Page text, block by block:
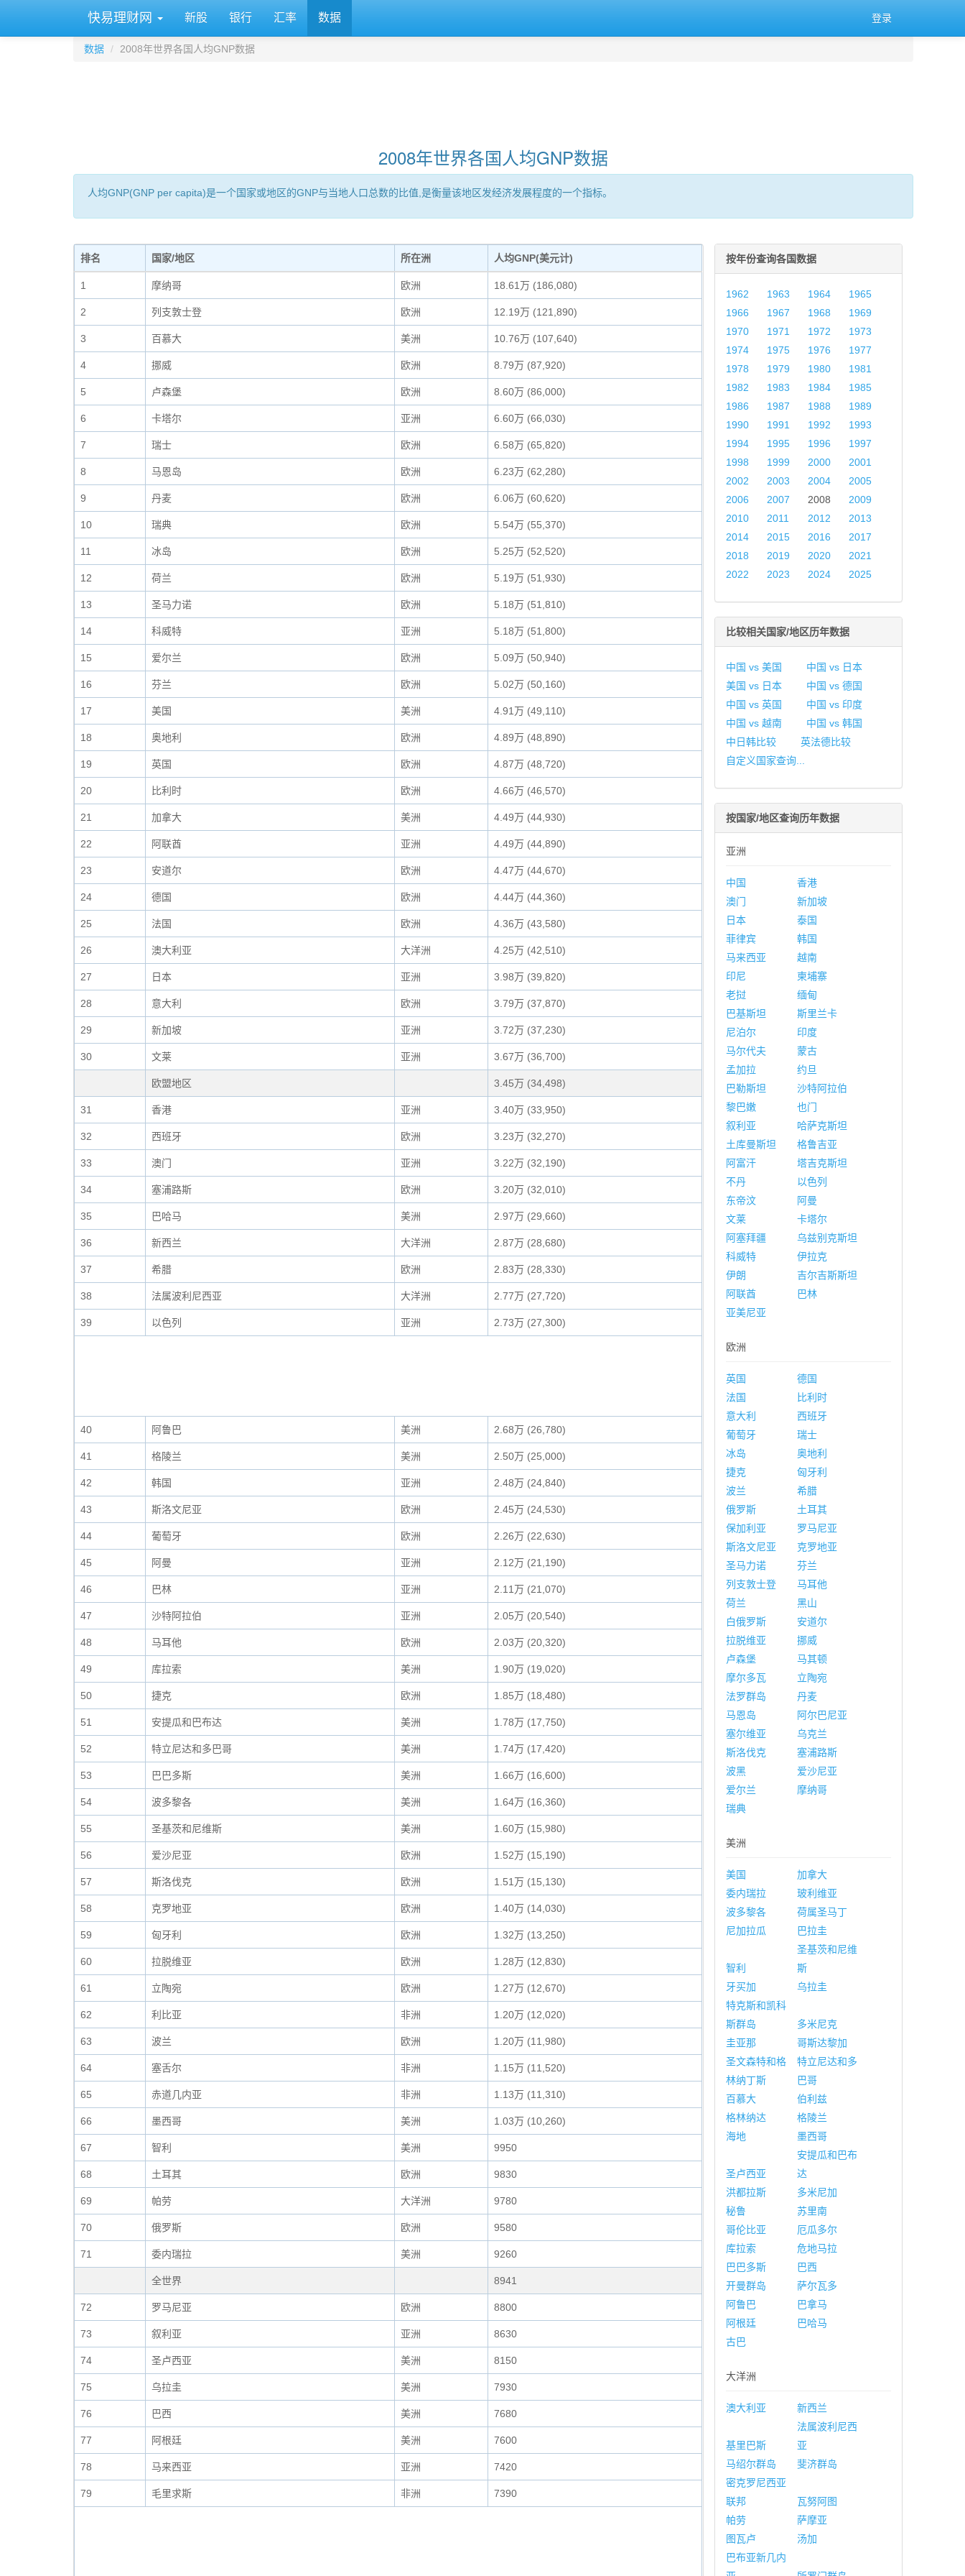
快易理财网 新股 银行 汇率 数据 登录
数据 2008年世界各国人均GNP数据
2008年世界各国人均GNP数据
人均GNP(GNP per capita)是一个国家或地区的GNP与当地人口总数的比值,是衡量该地区发经济发展程度的一个指标。
排名 国家/地区 所在洲 人均GNP(美元计)
1 摩纳哥 欧洲 18.61万 (186,080)
2 列支敦士登 欧洲 12.19万 (121,890)
3 百慕大 美洲 10.76万 (107,640)
4 挪威 欧洲 8.79万 (87,920)
5 卢森堡 欧洲 8.60万 (86,000)
6 卡塔尔 亚洲 6.60万 (66,030)
7 瑞士 欧洲 6.58万 (65,820)
8 马恩岛 欧洲 6.23万 (62,280)
9 丹麦 欧洲 6.06万 (60,620)
10 瑞典 欧洲 5.54万 (55,370)
11 冰岛 欧洲 5.25万 (52,520)
12 荷兰 欧洲 5.19万 (51,930)
13 圣马力诺 欧洲 5.18万 (51,810)
14 科威特 亚洲 5.18万 (51,800)
15 爱尔兰 欧洲 5.09万 (50,940)
16 芬兰 欧洲 5.02万 (50,160)
17 美国 美洲 4.91万 (49,110)
18 奥地利 欧洲 4.89万 (48,890)
19 英国 欧洲 4.87万 (48,720)
20 比利时 欧洲 4.66万 (46,570)
21 加拿大 美洲 4.49万 (44,930)
22 阿联酋 亚洲 4.49万 (44,890)
23 安道尔 欧洲 4.47万 (44,670)
24 德国 欧洲 4.44万 (44,360)
25 法国 欧洲 4.36万 (43,580)
26 澳大利亚 大洋洲 4.25万 (42,510)
27 日本 亚洲 3.98万 (39,820)
28 意大利 欧洲 3.79万 (37,870)
29 新加坡 亚洲 3.72万 (37,230)
30 文莱 亚洲 3.67万 (36,700)
欧盟地区 3.45万 (34,498)
31 香港 亚洲 3.40万 (33,950)
32 西班牙 欧洲 3.23万 (32,270)
33 澳门 亚洲 3.22万 (32,190)
34 塞浦路斯 欧洲 3.20万 (32,010)
35 巴哈马 美洲 2.97万 (29,660)
36 新西兰 大洋洲 2.87万 (28,680)
37 希腊 欧洲 2.83万 (28,330)
38 法属波利尼西亚 大洋洲 2.77万 (27,720)
39 以色列 亚洲 2.73万 (27,300)
40 阿鲁巴 美洲 2.68万 (26,780)
41 格陵兰 美洲 2.50万 (25,000)
42 韩国 亚洲 2.48万 (24,840)
43 斯洛文尼亚 欧洲 2.45万 (24,530)
44 葡萄牙 欧洲 2.26万 (22,630)
45 阿曼 亚洲 2.12万 (21,190)
46 巴林 亚洲 2.11万 (21,070)
47 沙特阿拉伯 亚洲 2.05万 (20,540)
48 马耳他 欧洲 2.03万 (20,320)
49 库拉索 美洲 1.90万 (19,020)
50 捷克 欧洲 1.85万 (18,480)
51 安提瓜和巴布达 美洲 1.78万 (17,750)
52 特立尼达和多巴哥 美洲 1.74万 (17,420)
53 巴巴多斯 美洲 1.66万 (16,600)
54 波多黎各 美洲 1.64万 (16,360)
55 圣基茨和尼维斯 美洲 1.60万 (15,980)
56 爱沙尼亚 欧洲 1.52万 (15,190)
57 斯洛伐克 欧洲 1.51万 (15,130)
58 克罗地亚 欧洲 1.40万 (14,030)
59 匈牙利 欧洲 1.32万 (13,250)
60 拉脱维亚 欧洲 1.28万 (12,830)
61 立陶宛 欧洲 1.27万 (12,670)
62 利比亚 非洲 1.20万 (12,020)
63 波兰 欧洲 1.20万 (11,980)
64 塞舌尔 非洲 1.15万 (11,520)
65 赤道几内亚 非洲 1.13万 (11,310)
66 墨西哥 美洲 1.03万 (10,260)
67 智利 美洲 9950
68 土耳其 欧洲 9830
69 帕劳 大洋洲 9780
70 俄罗斯 欧洲 9580
71 委内瑞拉 美洲 9260
全世界 8941
72 罗马尼亚 欧洲 8800
73 叙利亚 亚洲 8630
74 圣卢西亚 美洲 8150
75 乌拉圭 美洲 7930
76 巴西 美洲 7680
77 阿根廷 美洲 7600
78 马来西亚 亚洲 7420
79 毛里求斯 非洲 7390
按年份查询各国数据
1962 1963 1964
1965
1966
1967 1968
1969
1970
1971 1972
1973
1974
1975 1976
1977
1978
1979 1980
1981
1982
1983 1984
1985
1986
1987 1988
1989
1990
1991 1992
1993
1994
1995 1996
1997
1998
1999 2000
2001
2002
2003 2004
2005
2006
2007 2008
2009
2010
2011 2012
2013
2014
2015 2016
2017
2018
2019 2020
2021
2022
2023 2024 2025
比较相关国家/地区历年数据
中国 vs 美国
中国 vs 日本
美国 vs 日本
中国 vs 德国
中国 vs 英国
中国 vs 印度
中国 vs 越南
中国 vs 韩国
中日韩比较
英法德比较
自定义国家查询...
按国家/地区查询历年数据
亚洲
中国
香港
澳门
新加坡
日本
泰国
菲律宾
韩国
马来西亚
越南
印尼
柬埔寨
老挝
缅甸
巴基斯坦
斯里兰卡
尼泊尔
印度
马尔代夫
蒙古
孟加拉
约旦
巴勒斯坦
沙特阿拉伯
黎巴嫩
也门
叙利亚
哈萨克斯坦
土库曼斯坦
格鲁吉亚
阿富汗
塔吉克斯坦
不丹
以色列
东帝汶
阿曼
文莱
卡塔尔
阿塞拜疆
乌兹别克斯坦
科威特
伊拉克
伊朗
吉尔吉斯斯坦
阿联酋
巴林
亚美尼亚
欧洲
英国
德国
法国
比利时
意大利
西班牙
葡萄牙
瑞士
冰岛
奥地利
捷克
匈牙利
波兰
希腊
俄罗斯
土耳其
保加利亚
罗马尼亚
斯洛文尼亚
克罗地亚
圣马力诺
芬兰
列支敦士登
马耳他
荷兰
黑山
白俄罗斯
安道尔
拉脱维亚
挪威
卢森堡
马其顿
摩尔多瓦
立陶宛
法罗群岛
丹麦
马恩岛
阿尔巴尼亚
塞尔维亚
乌克兰
斯洛伐克
塞浦路斯
波黑
爱沙尼亚
爱尔兰
摩纳哥
瑞典
美洲
美国
加拿大
委内瑞拉
玻利维亚
波多黎各
荷属圣马丁
尼加拉瓜
巴拉圭
智利
圣基茨和尼维
斯
牙买加
乌拉圭
特克斯和凯科
斯群岛
多米尼克
圭亚那
哥斯达黎加
圣文森特和格
林纳丁斯
特立尼达和多
巴哥
百慕大
伯利兹
格林纳达
格陵兰
海地
墨西哥
圣卢西亚
安提瓜和巴布
达
洪都拉斯
多米尼加
秘鲁
苏里南
哥伦比亚
厄瓜多尔
库拉索
危地马拉
巴巴多斯
巴西
开曼群岛
萨尔瓦多
阿鲁巴
巴拿马
阿根廷
巴哈马
古巴
大洋洲
澳大利亚 新西兰
基里巴斯
法属波利尼西
亚
马绍尔群岛
斐济群岛
密克罗尼西亚
联邦
瓦努阿图
帕劳
萨摩亚
图瓦卢
汤加
巴布亚新几内